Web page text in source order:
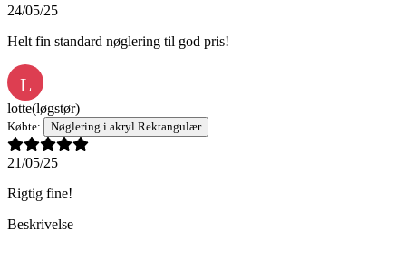
24/05/25
Helt fin standard nøglering til god pris!
L
lotte(løgstør)
Købte: Nøglering i akryl Rektangulær
21/05/25
Rigtig fine!
Beskrivelse